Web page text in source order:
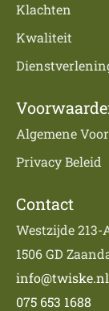
Klachten
Kwaliteit
Algemene
Privacy Beleid
Contact
Westzijde 213-
1506 GD
info@twiske.nl
075 653 1688